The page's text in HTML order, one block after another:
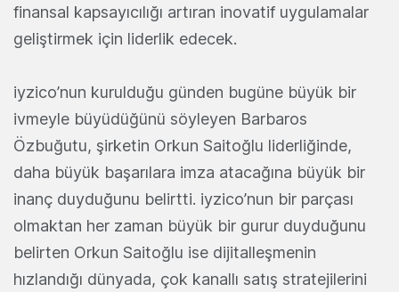
finansal kapsayıcılığı artıran inovatif uygulamalar
geliştirmek için liderlik edecek.
iyzico’nun kurulduğu günden bugüne büyük bir
ivmeyle büyüdüğünü söyleyen Barbaros
Özbuğutu, şirketin Orkun Saitoğlu liderliğinde,
daha büyük başarılara imza atacağına büyük bir
inanç duyduğunu belirtti. iyzico’nun bir parçası
olmaktan her zaman büyük bir gurur duyduğunu
belirten Orkun Saitoğlu ise dijitalleşmenin
hızlandığı dünyada, çok kanallı satış stratejilerini